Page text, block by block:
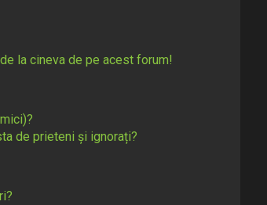
la cineva de pe acest forum!
de prieteni și ignorați?